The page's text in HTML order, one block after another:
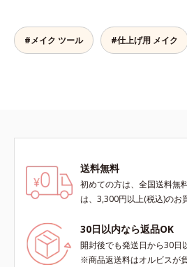
#メイク ツール #仕上げ用 メイク
送料無料
初めての方は、全国送料無
は、3,300円以上(税込)のお
30日以内なら返品OK
開封後でも発送日から30日
※商品返送料はオルビスが